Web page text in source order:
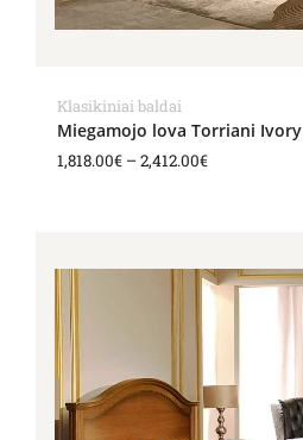
Klasikiniai baldai
Miegamojo lova Torriani Ivory
1,818.00€ –2,412.00€
1,396.00€
through